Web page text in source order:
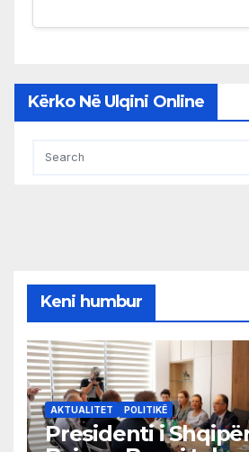
Kërko Në Ulqini Online
Keni humbur
AKTUALITET POLITIKË
Presidenti i